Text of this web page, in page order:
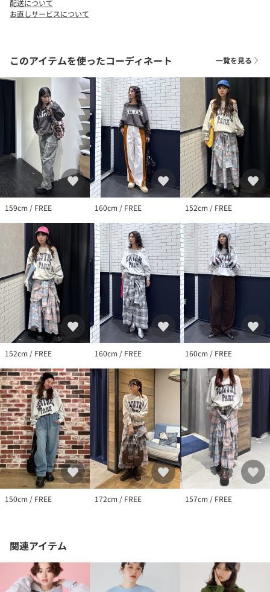
い。
配送について
お直しサービスについて
このアイテムを使ったコーディネート 一覧を見る
159cm / FREE 160cm / FREE 152cm / FREE
152cm / FREE 160cm / FREE 160cm / FREE
150cm / FREE 172cm / FREE 157cm / FREE
関連アイテム